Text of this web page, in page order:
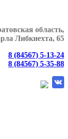
область,
Либкнехта, 65
8 (84567) 5-13-24
8 (84567) 5-35-88